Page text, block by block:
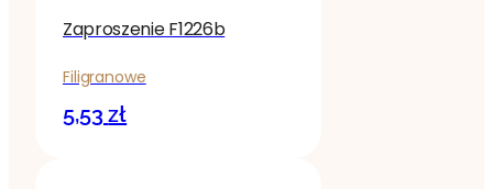
Zaproszenie F1226b
Filigranowe
5,53zł